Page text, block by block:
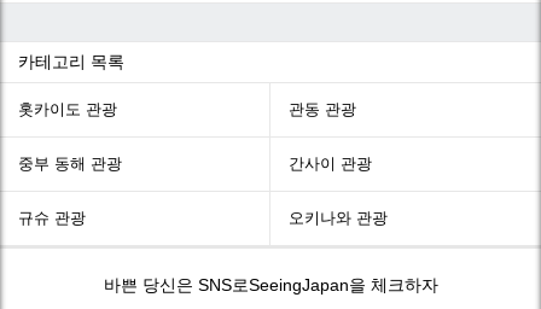
카테고리 목록
홋카이도 관광 관동 관광
중부 동해 관광 간사이 관광
규슈 관광 오키나와 관광
바쁜 당신은 SNS로SeeingJapan을 체크하자